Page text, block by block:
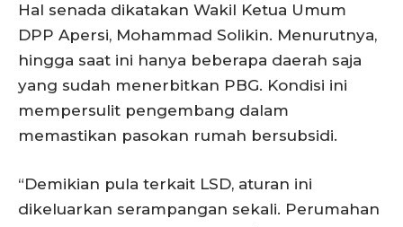
Hal senada dikatakan Wakil Ketua Umum
DPP Apersi, Mohammad Solikin. Menurutnya,
hingga saat ini hanya beberapa daerah saja
yang sudah menerbitkan PBG. Kondisi ini
mempersulit pengembang dalam
memastikan pasokan rumah bersubsidi.
“Demikian pula terkait LSD, aturan ini
dikeluarkan serampangan sekali. Perumahan